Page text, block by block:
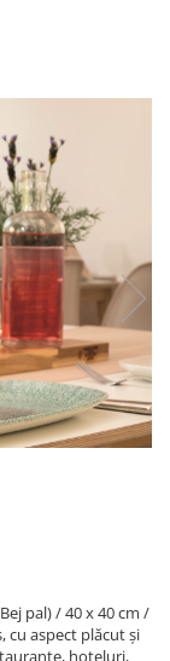
pal) / 40 x 40 cm /
cu aspect plăcut și
hoteluri,